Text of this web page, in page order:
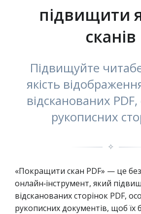
підвищити
сканів
Підвищуйте
якість
відсканованих
рукописних
✧
«Покращити скан PDF» — це
онлайн‑інструмент, який
відсканованих сторінок PDF,
рукописних документів, щоб їх